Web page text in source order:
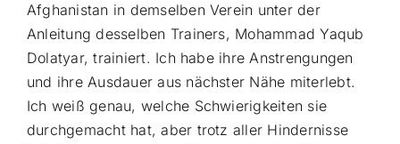
Afghanistan in demselben Verein unter der
Anleitung desselben Trainers, Mohammad Yaqub
Dolatyar, trainiert. Ich habe ihre Anstrengungen
und ihre Ausdauer aus nächster Nähe miterlebt.
Ich weiß genau, welche Schwierigkeiten sie
durchgemacht hat, aber trotz aller Hindernisse